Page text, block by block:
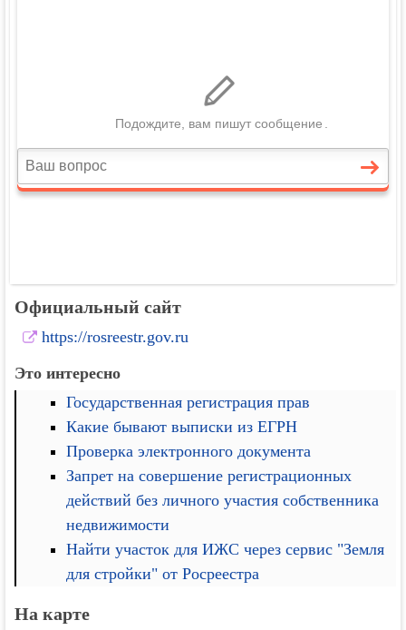
Официальный сайт
https://rosreestr.gov.ru
Это интересно
Государственная регистрация прав
Какие бывают выписки из ЕГРН
Проверка электронного документа
Запрет на совершение регистрационных
действий без личного участия собственника
недвижимости
Найти участок для ИЖС через сервис "Земля
для стройки" от Росреестра
На карте